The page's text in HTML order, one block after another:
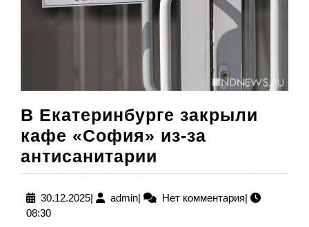
В Екатеринбурге закрыли
кафе «София» из-за
антисанитарии
Екатеринбурге
закрыли
30.12.202530.12.2025
| adminadmin
| Нет комментария|
08:30